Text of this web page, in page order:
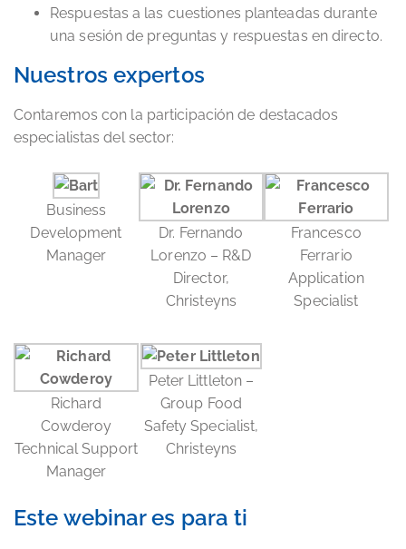
Respuestas a las cuestiones planteadas durante
una sesión de preguntas y respuestas en directo.
Nuestros expertos
Contaremos con la participación de destacados
especialistas del sector:
Business
Development
Manager
Dr. Fernando
Lorenzo – R&D
Director,
Christeyns
Francesco
Ferrario
Application
Specialist
Richard
Cowderoy
Technical Support
Manager
Peter Littleton –
Group Food
Safety Specialist,
Christeyns
Este webinar es para ti